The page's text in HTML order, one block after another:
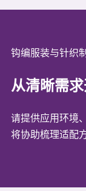
钩编服装与针织
从清晰需
请提供应用环境
将协助梳理适配方